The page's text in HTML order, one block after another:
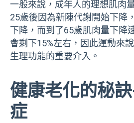
一般來說，成年人的理想肌肉
25歲後因為新陳代謝開始下降
下降，而到了65歲肌肉量下降
會剩下15%左右，因此運動來
生理功能的重要介入。
健康老化的秘
症